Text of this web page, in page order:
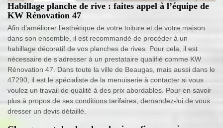
Habillage planche de rive : faites appel à l’équipe de
KW Rénovation 47
Afin d’améliorer l’esthétique de votre toiture et de votre maison
dans son ensemble, il est recommandé de procéder à un
habillage décoratif de vos planches de rives. Pour cela, il est
nécessaire de s’adresser à un prestataire qualifié comme KW
Rénovation 47. Dans toute la ville de Beaugas, mais aussi dans le
47290, il est le spécialiste de la menuiserie à contacter si vous
voulez un travail de qualité à des prix abordables. Pour en savoir
plus à propos de ses conditions tarifaires, demandez-lui de vous
dresser un devis détaillé.